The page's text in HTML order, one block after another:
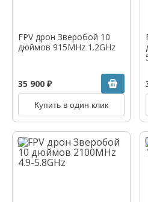
FPV дрон Зверобой 10
дюймов 915MHz 1.2GHz
35 900 ₽
Купить в один клик